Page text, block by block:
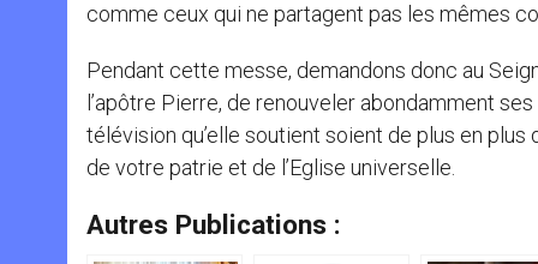
comme ceux qui ne partagent pas les mêmes
Pendant cette messe, demandons donc au
l’apôtre Pierre, de renouveler abondamment
télévision qu’elle soutient soient de plus en
de votre patrie et de l’Eglise universelle.
Autres Publications :